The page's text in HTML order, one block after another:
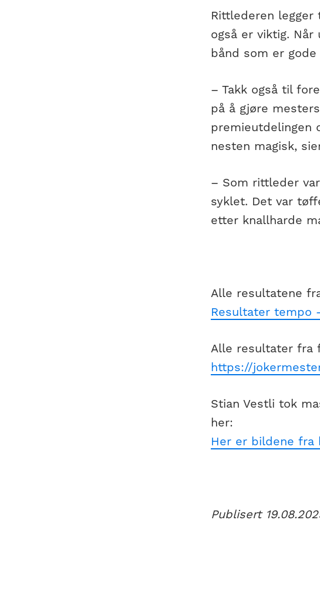
Rittlederen
også er viktig.
bånd som er
– Takk også til
på å gjøre
premieutdelingen
nesten magisk,
– Som rittleder
syklet. Det var
etter knallharde
Alle resultatene
Resultater tempo
Alle resultater fra
https://
Stian Vestli tok
her:
Her er bildene fra
Publisert